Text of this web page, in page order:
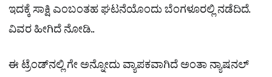
ಇದಕ್ಕೆ ಸಾಕ್ಷಿ ಎಂಬಂತಹ ಘಟನೆಯೊಂದು ಬೆಂಗಳೂರಲ್ಲಿ ನಡೆದಿದೆ.
ವಿವರ ಹೀಗಿದೆ ನೋಡಿ..
ಈ ಟ್ರೆಂಡ್​ನಲ್ಲಿ ಗೇ ಅನ್ನೋದು ವ್ಯಾಪಕವಾಗಿದೆ ಅಂತಾ ನ್ಯಾಷನಲ್